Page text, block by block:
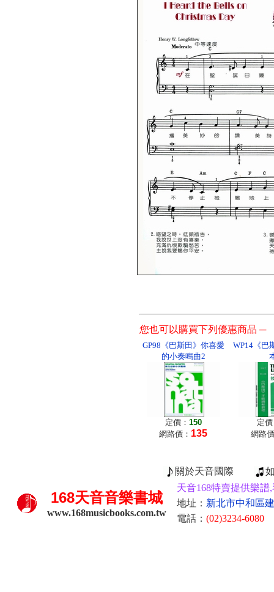
您也可以購買下列優惠商品 ─
GP98《巴斯田》你喜愛
的小奏鳴曲2
定價： 150
網路價： 135
WP14《巴
定
網路
關於天音國際
168天音音樂書城
www.168musicbooks.com.tw
天音168特賣提供樂
地址： 新北市中和區
電話： (02)3234-6080